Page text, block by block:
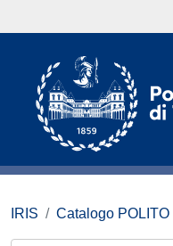
IRIS Catalogo POLITO